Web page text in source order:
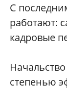
С
работают:
кадровые
степенью